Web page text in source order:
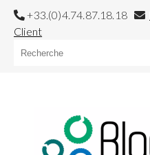
+33.(0)4.74.87.18.18
Client